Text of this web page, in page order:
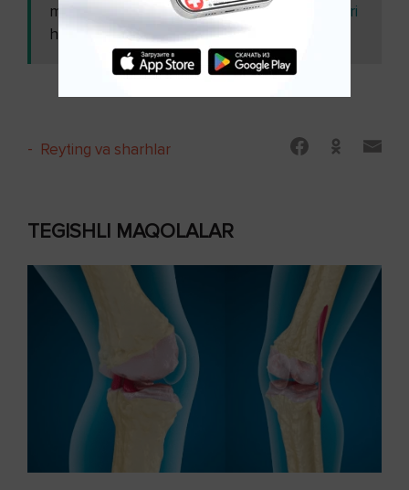
maqolani
ham o'qing:
alomatlar, kelib chiqish sabablari
va tashxislash ( 1-qism )
- Reyting va sharhlar
TEGISHLI MAQOLALAR